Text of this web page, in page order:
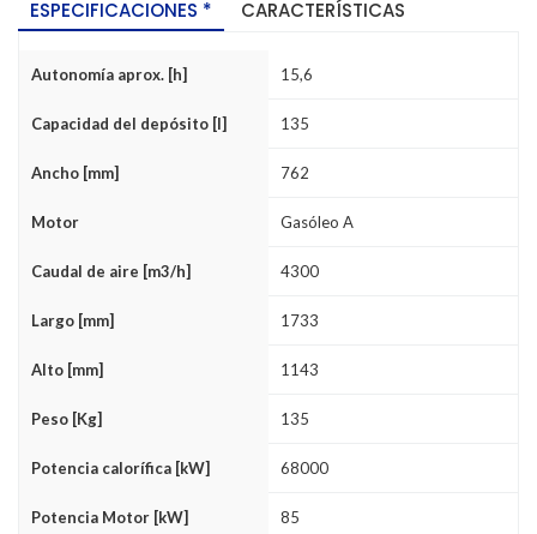
ESPECIFICACIONES * CARACTERÍSTICAS
Autonomía aprox. [h] 15,6
Capacidad del depósito [l] 135
Ancho [mm] 762
Motor Gasóleo A
Caudal de aire [m3/h] 4300
Largo [mm] 1733
Alto [mm] 1143
Peso [Kg] 135
Potencia calorífica [kW] 68000
Potencia Motor [kW] 85